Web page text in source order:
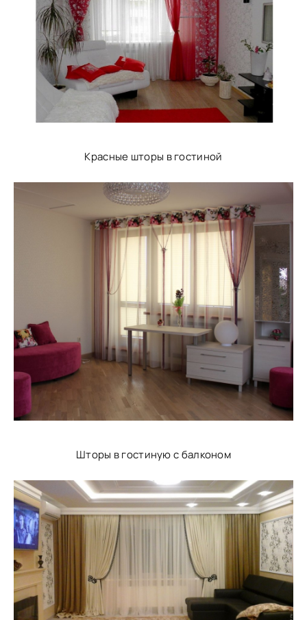
Красные шторы в гостиной
Шторы в гостиную с балконом